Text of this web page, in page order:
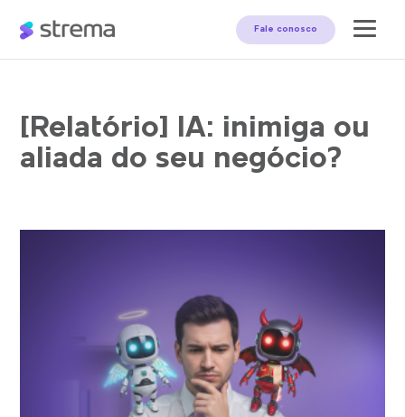
Fale conosco
[Relatório] IA: inimiga ou
aliada do seu negócio?